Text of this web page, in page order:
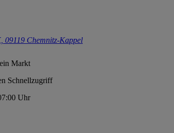
09119 Chemnitz-Kappel
Markt
Schnellzugriff
Uhr